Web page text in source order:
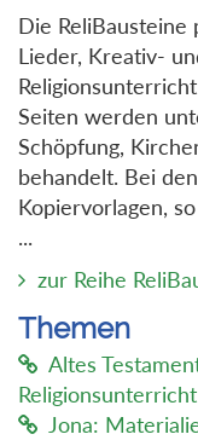
Die
Lieder, Kreativ-
Seiten werden
Schöpfung,
behandelt. Bei
Kopiervorlagen,
...
zur Reihe
Themen
Altes
Religionsunterricht
Jona: